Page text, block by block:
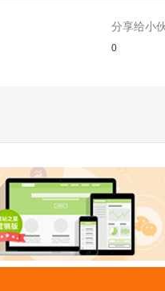
分享给小
0